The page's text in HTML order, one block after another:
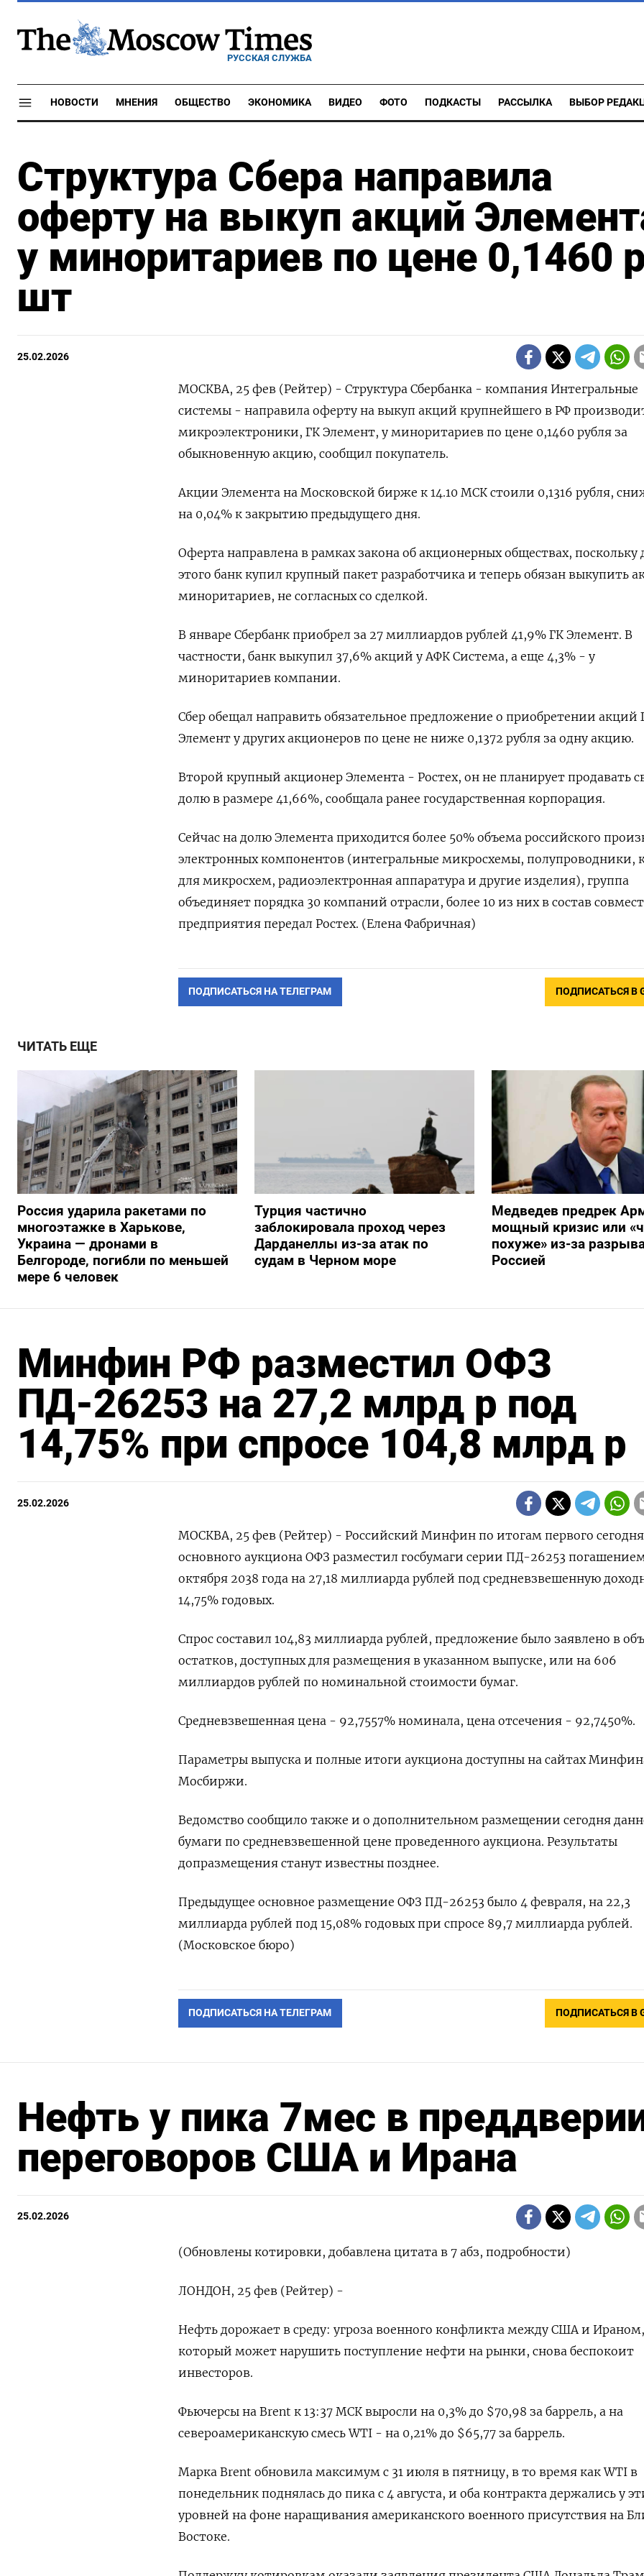
РУССКАЯ СЛУЖБА
НОВОСТИ МНЕНИЯ ОБЩЕСТВО ЭКОНОМИКА ВИДЕО ФОТО ПОДКАСТЫ РАССЫЛКА ВЫБОР
Структура Сбера направила
оферту на выкуп акций
у миноритариев по цене 0,1460
шт
25.02.2026
МОСКВА, 25 фев (Рейтер) - Структура Сбербанка - компания Интегральные
системы - направила оферту на выкуп акций крупнейшего в РФ
микроэлектроники, ГК Элемент, у миноритариев по цене 0,1460 рубля за
обыкновенную акцию, сообщил покупатель.
Акции Элемента на ​Московской бирже к ​14.10 ​МСК стоили 0,1316 рубля,
на 0,04% к ‌закрытию предыдущего дня.
Оферта направлена ‌в рамках закона об акционерных обществах, поскольку
этого ​банк купил крупный пакет разработчика и теперь ‌обязан выкупить
миноритариев, не ​согласных со сделкой.
В январе Сбербанк приобрел за ‌27 миллиардов рублей 41,9% ГК Элемент. В
частности, банк выкупил 37,6% акций у АФК ​Система, а еще ​4,3% - у
‌миноритариев компании.
Сбер обещал направить обязательное предложение ​о приобретении акций
Элемент у других акционеров по цене не ниже 0,1372 рубля за одну акцию.
Второй крупный акционер Элемента - Ростех, он не планирует продавать
долю в размере 41,66%, сообщала ранее государственная ​корпорация.
Сейчас на ⁠долю Элемента приходится более 50% объема российского
электронных компонентов (интегральные микросхемы, ‌полупроводники,
для микросхем, радиоэлектронная аппаратура и ‌другие изделия), группа
объединяет порядка 30 компаний отрасли, более ​10 из них в состав
‌предприятия передал Ростех. (Елена Фабричная)
ПОДПИСАТЬСЯ НА ТЕЛЕГРАМ ПОДПИСАТЬСЯ В
ЧИТАТЬ ЕЩЕ
Россия ударила ракетами по
многоэтажке в Харькове,
Украина — дронами в
Белгороде, погибли по меньшей
мере 6 человек
Турция частично
заблокировала проход через
Дарданеллы из-за атак по
судам в Черном море
Медведев предрек
мощный кризис или
похуже» из-за
Россией
Минфин РФ разместил ОФЗ
ПД-26253 на 27,2 млрд р под
14,75% при спросе 104,8 млрд р
25.02.2026
МОСКВА, 25 фев (Рейтер) - Российский Минфин по итогам первого
основного аукциона ‌ОФЗ разместил госбумаги серии ПД-26253
октября 2038 года ​на ​27,18 ​миллиарда рублей под средневзвешенную
14,75% ‌годовых.
Спрос составил 104,83 ‌миллиарда рублей, предложение было заявлено в
остатков, доступных ‌для размещения в указанном выпуске, ​или на 606
миллиардов ‌рублей по номинальной стоимости бумаг.
Средневзвешенная цена - 92,7557% номинала, цена ​отсечения - 92,7450%.
Параметры выпуска ​и ‌полные итоги аукциона доступны ​на сайтах
Мосбиржи.
Ведомство сообщило также и о дополнительном размещении сегодня
бумаги по средневзвешенной цене проведенного аукциона. Результаты ​
допразмещения станут ⁠известны позднее.
Предыдущее основное размещение ОФЗ ПД-26253 ‌было 4 февраля, на ‌22,3
миллиарда рублей под 15,08% ​годовых при спросе ‌89,7 миллиарда рублей.
(Московское бюро)
ПОДПИСАТЬСЯ НА ТЕЛЕГРАМ ПОДПИСАТЬСЯ В
Нефть у пика 7мес в
переговоров США и Ирана
25.02.2026
(Обновлены котировки, добавлена цитата в 7 абз, подробности)
ЛОНДОН, 25 фев (Рейтер) -
Нефть дорожает в среду: угроза военного конфликта между США и Ираном,
который может ‌нарушить поступление нефти на рынки, снова беспокоит
инвесторов.
Фьючерсы на Brent к 13:37 МСК выросли на 0,3% до $70,98 за баррель, а на
североамериканскую смесь WTI - на ​0,21% до $65,77 за баррель.
Марка ​Brent обновила ​максимум с 31 ⁠июля в пятницу, в то время как ‌WTI в
понедельник поднялась до ‌пика с 4 августа, и оба контракта держались у
уровней на ​фоне наращивания американского военного присутствия на
Востоке.